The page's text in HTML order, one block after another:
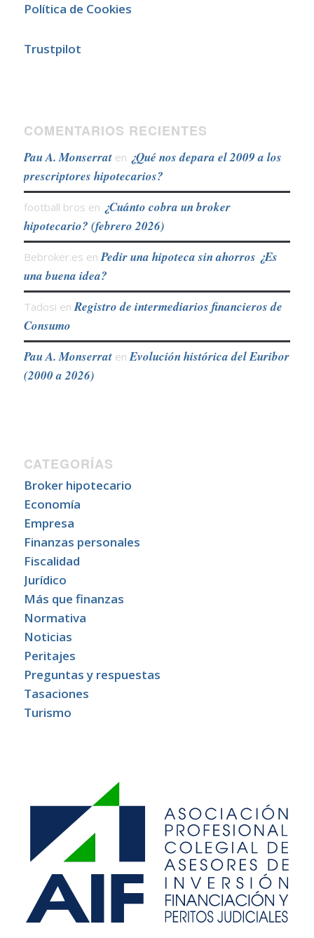
Política de Cookies
Trustpilot
COMENTARIOS RECIENTES
Pau A. Monserraten ¿Qué nos depara el 2009 a los
prescriptores hipotecarios?
football bros en ¿Cuánto cobra un broker
hipotecario? (febrero 2026)
Bebroker.es enPedir una hipoteca sin ahorros ¿Es
una buena idea?
Tadosi enRegistro de intermediarios financieros de
Consumo
Pau A. MonserratenEvolución histórica del Euribor
(2000 a 2026)
CATEGORÍAS
Broker hipotecario
Economía
Empresa
Finanzas personales
Fiscalidad
Jurídico
Más que finanzas
Normativa
Noticias
Peritajes
Preguntas y respuestas
Tasaciones
Turismo